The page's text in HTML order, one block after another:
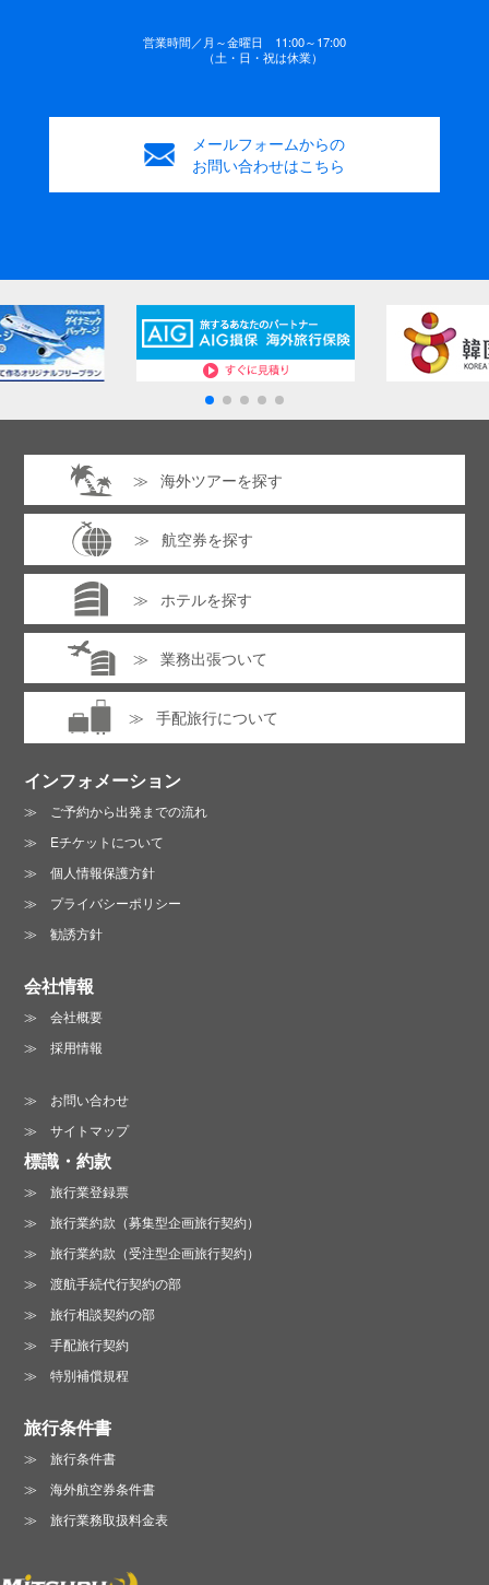
営業時間／月～金曜日 11:00～17:00
（土・日・祝は休業）
メールフォームからの
お問い合わせはこちら
海外ツアーを探す
航空券を探す
ホテルを探す
業務出張ついて
手配旅行について
インフォメーション
ご予約から出発までの流れ
Eチケットについて
個人情報保護方針
プライバシーポリシー
勧誘方針
会社情報
会社概要
採用情報
お問い合わせ
サイトマップ
標識・約款
旅行業登録票
旅行業約款（募集型企画旅行契約）
旅行業約款（受注型企画旅行契約）
渡航手続代行契約の部
旅行相談契約の部
手配旅行契約
特別補償規程
旅行条件書
旅行条件書
海外航空券条件書
旅行業務取扱料金表